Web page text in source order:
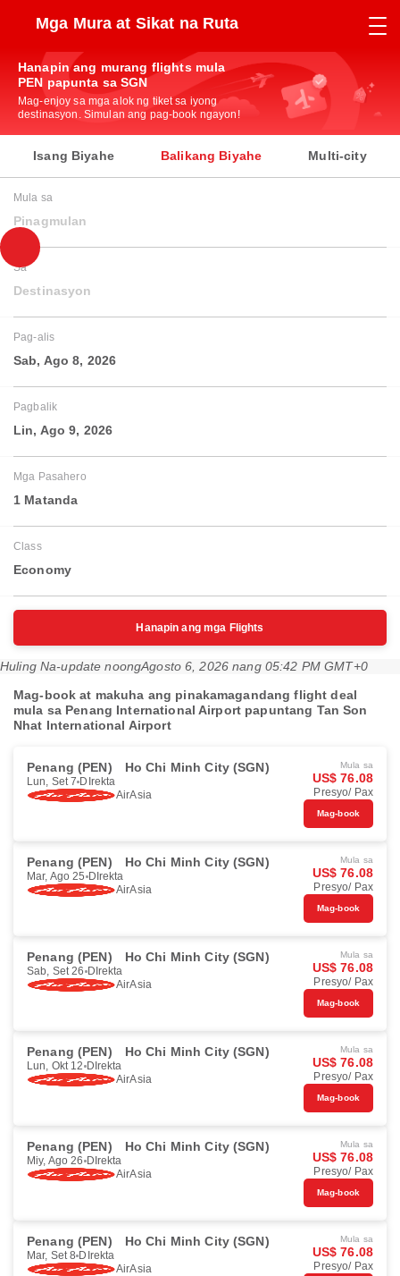
Mga Mura at Sikat na Ruta
Hanapin ang murang flights mula
PEN papunta sa SGN
Mag-enjoy sa mga alok ng tiket sa iyong
destinasyon. Simulan ang pag-book ngayon!
Isang Biyahe Balikang Biyahe Multi-city
Mula sa
Pinagmulan
Sa
Destinasyon
Pag-alis
Sab, Ago 8, 2026
Pagbalik
Lin, Ago 9, 2026
Mga Pasahero
1 Matanda
Class
Economy
Hanapin ang mga Flights
Huling Na-update noongAgosto 6, 2026 nang 05:42 PM GMT+0
Mag-book at makuha ang pinakamagandang flight deal
mula sa Penang International Airport papuntang Tan Son
Nhat International Airport
Penang (PEN) Ho Chi Minh City (SGN)
Lun, Set 7 DIrekta
AirAsia
Mula sa
US$ 76.08
Presyo/ Pax
Mag-book
Penang (PEN) Ho Chi Minh City (SGN)
Mar, Ago 25 DIrekta
AirAsia
Mula sa
US$ 76.08
Presyo/ Pax
Mag-book
Penang (PEN) Ho Chi Minh City (SGN)
Sab, Set 26 DIrekta
AirAsia
Mula sa
US$ 76.08
Presyo/ Pax
Mag-book
Penang (PEN) Ho Chi Minh City (SGN)
Lun, Okt 12 DIrekta
AirAsia
Mula sa
US$ 76.08
Presyo/ Pax
Mag-book
Penang (PEN) Ho Chi Minh City (SGN)
Miy, Ago 26 DIrekta
AirAsia
Mula sa
US$ 76.08
Presyo/ Pax
Mag-book
Penang (PEN) Ho Chi Minh City (SGN)
Mar, Set 8 DIrekta
AirAsia
Mula sa
US$ 76.08
Presyo/ Pax